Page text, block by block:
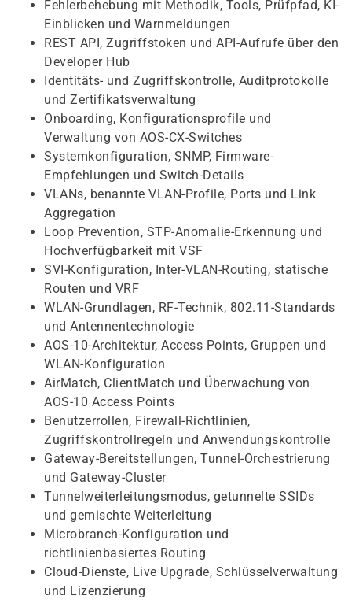
Fehlerbehebung mit Methodik, Tools, Prüfpfad, KI-
Einblicken und Warnmeldungen
REST API, Zugriffstoken und API-Aufrufe über den
Developer Hub
Identitäts- und Zugriffskontrolle, Auditprotokolle
und Zertifikatsverwaltung
Onboarding, Konfigurationsprofile und
Verwaltung von AOS-CX-Switches
Systemkonfiguration, SNMP, Firmware-
Empfehlungen und Switch-Details
VLANs, benannte VLAN-Profile, Ports und Link
Aggregation
Loop Prevention, STP-Anomalie-Erkennung und
Hochverfügbarkeit mit VSF
SVI-Konfiguration, Inter-VLAN-Routing, statische
Routen und VRF
WLAN-Grundlagen, RF-Technik, 802.11-Standards
und Antennentechnologie
AOS-10-Architektur, Access Points, Gruppen und
WLAN-Konfiguration
AirMatch, ClientMatch und Überwachung von
AOS-10 Access Points
Benutzerrollen, Firewall-Richtlinien,
Zugriffskontrollregeln und Anwendungskontrolle
Gateway-Bereitstellungen, Tunnel-Orchestrierung
und Gateway-Cluster
Tunnelweiterleitungsmodus, getunnelte SSIDs
und gemischte Weiterleitung
Microbranch-Konfiguration und
richtlinienbasiertes Routing
Cloud-Dienste, Live Upgrade, Schlüsselverwaltung
und Lizenzierung